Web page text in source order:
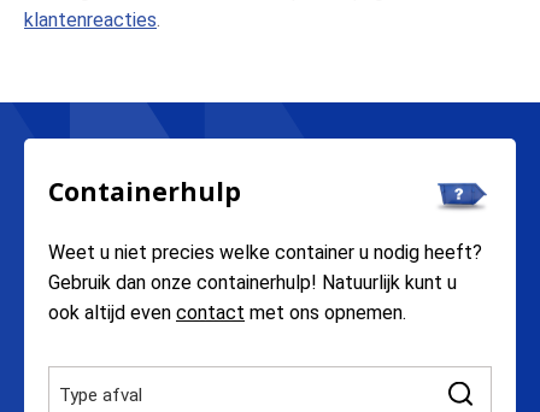
klantenreacties.
Containerhulp
Weet u niet precies welke container u nodig heeft?
Gebruik dan onze containerhulp! Natuurlijk kunt u
ook altijd even contact met ons opnemen.